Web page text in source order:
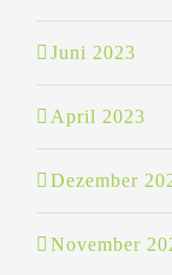
Juni 2023
April 2023
Dezember
November